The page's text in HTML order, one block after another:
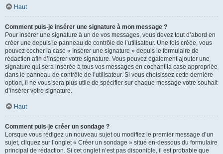
Haut
Comment puis-je insérer une signature à mon message ?
Pour insérer une signature à un de vos messages, vous devez tout d’abord en
créer une depuis le panneau de contrôle de l’utilisateur. Une fois créée, vous
pouvez cocher la case « Insérer une signature » depuis le formulaire de
rédaction afin d’insérer votre signature. Vous pouvez également ajouter une
signature qui sera insérée à tous vos messages en cochant la case appropriée
dans le panneau de contrôle de l’utilisateur. Si vous choisissez cette dernière
option, il ne vous sera plus utile de spécifier sur chaque message votre souhait
d’insérer votre signature.
Haut
Comment puis-je créer un sondage ?
Lorsque vous rédigez un nouveau sujet ou modifiez le premier message d’un
sujet, cliquez sur l’onglet « Créer un sondage » situé en-dessous du formulaire
principal de rédaction. Si cet onglet n’est pas disponible, il est probable que